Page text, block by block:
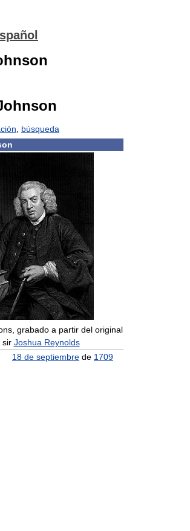
búsqueda
grabado a partir del original
sir Joshua Reynolds
18 de septiembre de 1709